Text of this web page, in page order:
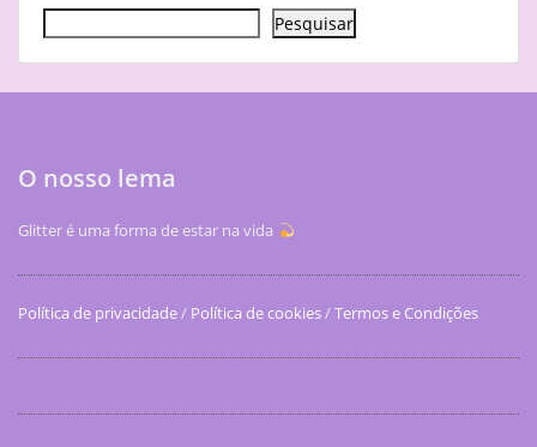
Pesquisar
O nosso lema
Glitter é uma forma de estar na vida
Política de privacidade/ Política de cookies/Termos e Condições